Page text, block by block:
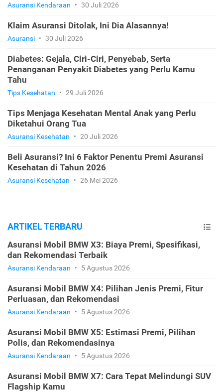
Asuransi Kendaraan • 30 Juli 2026
Klaim Asuransi Ditolak, Ini Dia Alasannya!
Asuransi • 30 Juli 2026
Diabetes: Gejala, Ciri-Ciri, Penyebab, Serta
Penanganan Penyakit Diabetes yang Perlu Kamu
Tahu
Tips Kesehatan • 29 Juli 2026
Tips Menjaga Kesehatan Mental Anak yang Perlu
Diketahui Orang Tua
Asuransi Kesehatan • 20 Juli 2026
Beli Asuransi? Ini 6 Faktor Penentu Premi Asuransi
Kesehatan di Tahun 2026
Asuransi Kesehatan • 26 Mei 2026
ARTIKEL TERBARU
Asuransi Mobil BMW X3: Biaya Premi, Spesifikasi,
dan Rekomendasi Terbaik
Asuransi Kendaraan • 5 Agustus 2026
Asuransi Mobil BMW X4: Pilihan Jenis Premi, Fitur
Perluasan, dan Rekomendasi
Asuransi Kendaraan • 5 Agustus 2026
Asuransi Mobil BMW X5: Estimasi Premi, Pilihan
Polis, dan Rekomendasinya
Asuransi Kendaraan • 5 Agustus 2026
Asuransi Mobil BMW X7: Cara Tepat Melindungi SUV
Flagship Kamu